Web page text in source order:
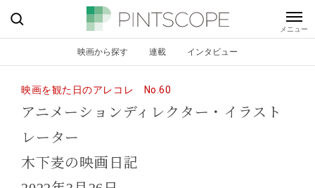
映画から探す 連載 インタビュー
映画を観た日のアレコレ No.60
アニメーションディレクター・イラスト
レーター
木下麦の映画日記